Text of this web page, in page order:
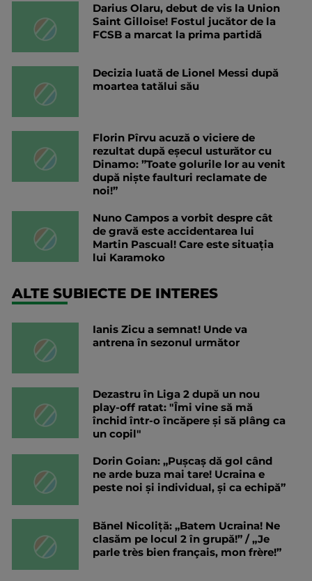
Darius Olaru, debut de vis la Union
Saint Gilloise! Fostul jucător de la
FCSB a marcat la prima partidă
Decizia luată de Lionel Messi după
moartea tatălui său
Florin Pîrvu acuză o viciere de
rezultat după eșecul usturător cu
Dinamo: ”Toate golurile lor au venit
după niște faulturi reclamate de
noi!”
Nuno Campos a vorbit despre cât
de gravă este accidentarea lui
Martin Pascual! Care este situația
lui Karamoko
ALTE SUBIECTE DE INTERES
Ianis Zicu a semnat! Unde va
antrena în sezonul următor
Dezastru în Liga 2 după un nou
play-off ratat: "Îmi vine să mă
închid într-o încăpere și să plâng ca
un copil"
Dorin Goian: „Pușcaș dă gol când
ne arde buza mai tare! Ucraina e
peste noi și individual, și ca echipă”
Bănel Nicoliță: „Batem Ucraina! Ne
clasăm pe locul 2 în grupă!” / „Je
parle très bien français, mon frère!”